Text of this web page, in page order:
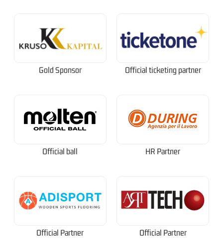
Gold Sponsor Official ticketing partner
Official ball HR Partner
Official Partner Official Partner